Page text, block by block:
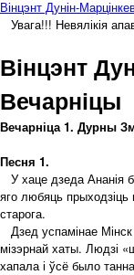
Вінцэнт Дунін-
Увага!!! Невялікія
Вінцэнт
Вечарніцы
Вечарніца 1. Дурны
Песня 1.
У хаце дзеда Ананія
яго любяць прыходзіць
старога.
Дзед успамінае
мізэрнай хаты. Людзі
хапала і ўсё было